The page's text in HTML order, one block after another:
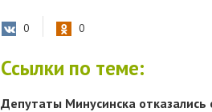
0 0
Ссылки по теме:
Депутаты Минусинска отказались